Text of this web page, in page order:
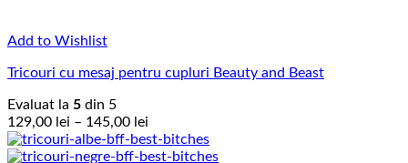
Add to Wishlist
Tricouri cu mesaj pentru cupluri Beauty and Beast
Evaluat la 5 din 5
129,00 lei – 145,00 lei
de
prețuri: